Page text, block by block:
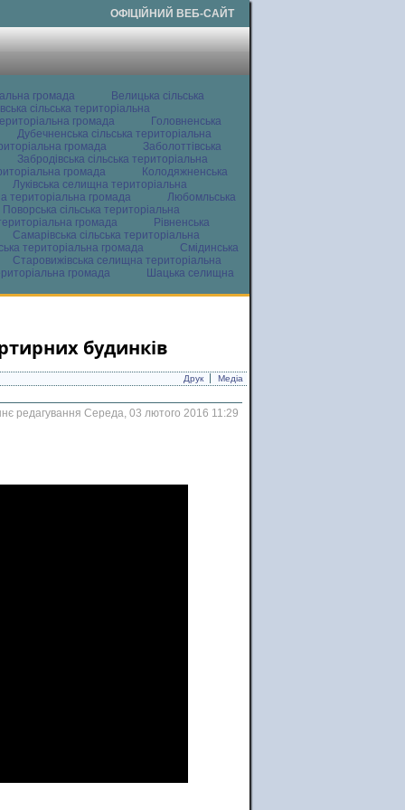
ОФІЦІЙНИЙ ВЕБ-САЙТ
громада
Велицька сільська
сільська територіальна
громада
Головненська
Дубечненська сільська територіальна
громада
Заболоттівська
Забродівська сільська територіальна
громада
Колодяжненська
Луківська селищна територіальна
територіальна громада
Любомльська
Поворська сільська територіальна
громада
Рівненська
Самарівська сільська територіальна
територіальна громада
Смідинська
Старовижівська селищна територіальна
громада
Шацька селищна
будинків
Друк Медіа
редагування Середа, 03 лютого 2016 11:29